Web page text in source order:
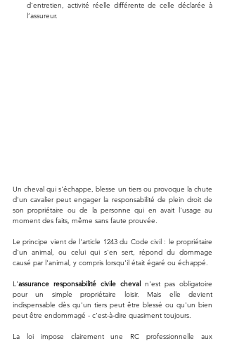
d’entretien, activité réelle différente de celle déclarée à
l’assureur.
Un cheval qui s'échappe, blesse un tiers ou provoque la chute
d'un cavalier peut engager la responsabilité de plein droit de
son propriétaire ou de la personne qui en avait l'usage au
moment des faits, même sans faute prouvée.
Le principe vient de l'article 1243 du Code civil : le propriétaire
d'un animal, ou celui qui s'en sert, répond du dommage
causé par l'animal, y compris lorsqu'il était égaré ou échappé.
L'assurance responsabilité civile cheval n'est pas obligatoire
pour un simple propriétaire loisir. Mais elle devient
indispensable dès qu'un tiers peut être blessé ou qu'un bien
peut être endommagé - c'est-à-dire quasiment toujours.